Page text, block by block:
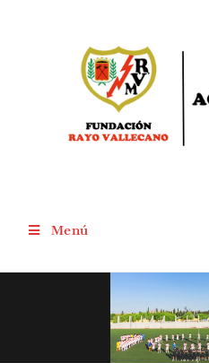
Menú
Bases